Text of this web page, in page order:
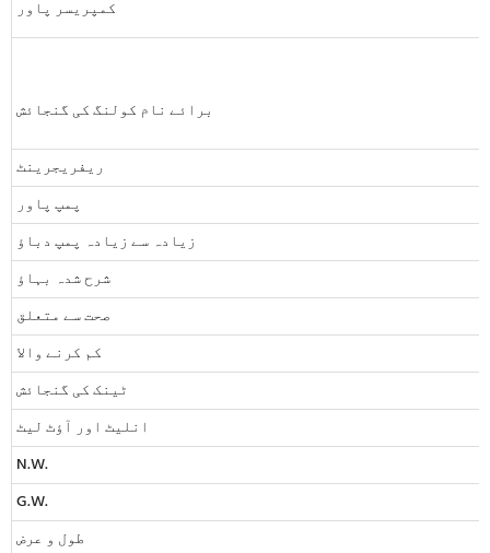
کمپریسر پاور
برائے نام کولنگ کی گنجائش
ریفریجرینٹ
پمپ پاور
زیادہ سے زیادہ پمپ دباؤ
شرح شدہ بہاؤ
صحت سے متعلق
کم کرنے والا
ٹینک کی گنجائش
انلیٹ اور آؤٹ لیٹ
N.W.
G.W.
طول و عرض